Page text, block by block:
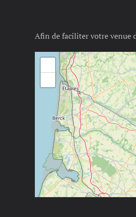
Afin de faciliter votre venue